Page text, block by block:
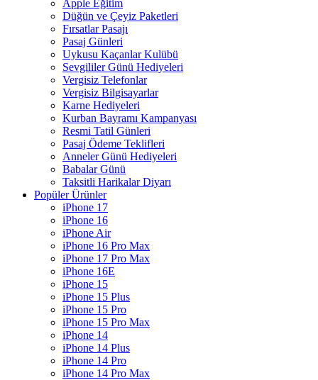
Apple Eğitim
Düğün ve Çeyiz Paketleri
Fırsatlar Pasajı
Pasaj Günleri
Uykusu Kaçanlar Kulübü
Sevgililer Günü Hediyeleri
Vergisiz Telefonlar
Vergisiz Bilgisayarlar
Karne Hediyeleri
Kurban Bayramı Kampanyası
Resmi Tatil Günleri
Pasaj Ödeme Teklifleri
Anneler Günü Hediyeleri
Babalar Günü
Taksitli Harikalar Diyarı
Popüler Ürünler
iPhone 17
iPhone 16
iPhone Air
iPhone 16 Pro Max
iPhone 17 Pro Max
iPhone 16E
iPhone 15
iPhone 15 Plus
iPhone 15 Pro
iPhone 15 Pro Max
iPhone 14
iPhone 14 Plus
iPhone 14 Pro
iPhone 14 Pro Max